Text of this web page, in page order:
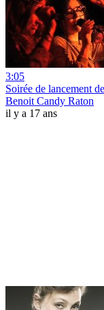
3:05
Soirée de lancement
Benoit Candy Raton
il y a 17 ans